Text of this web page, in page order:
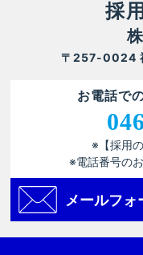
採
〒257-0024
お電話で
※【採用
※電話番号の
メールフォ